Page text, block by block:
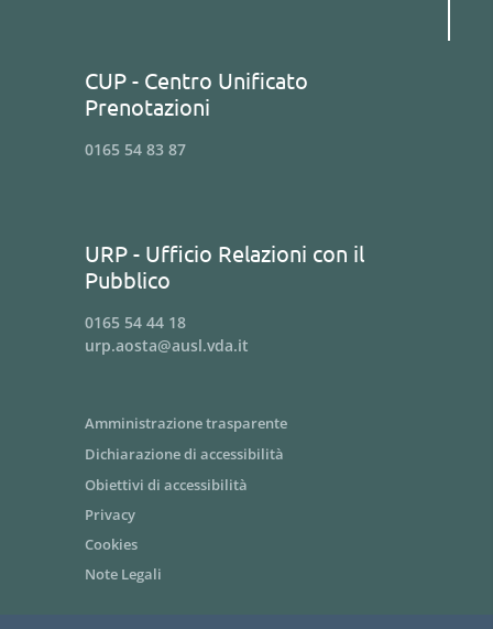
CUP - Centro Unificato
Prenotazioni
0165 54 83 87
URP - Ufficio Relazioni con il
Pubblico
0165 54 44 18
urp.aosta@ausl.vda.it
Amministrazione trasparente
Dichiarazione di accessibilità
Obiettivi di accessibilità
Privacy
Cookies
Note Legali